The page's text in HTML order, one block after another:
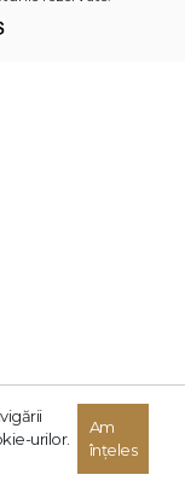
urilor.
Am
înțeles